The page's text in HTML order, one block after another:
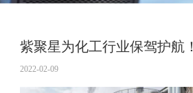
紫聚星为化工行业保驾护航！
2022-02-09